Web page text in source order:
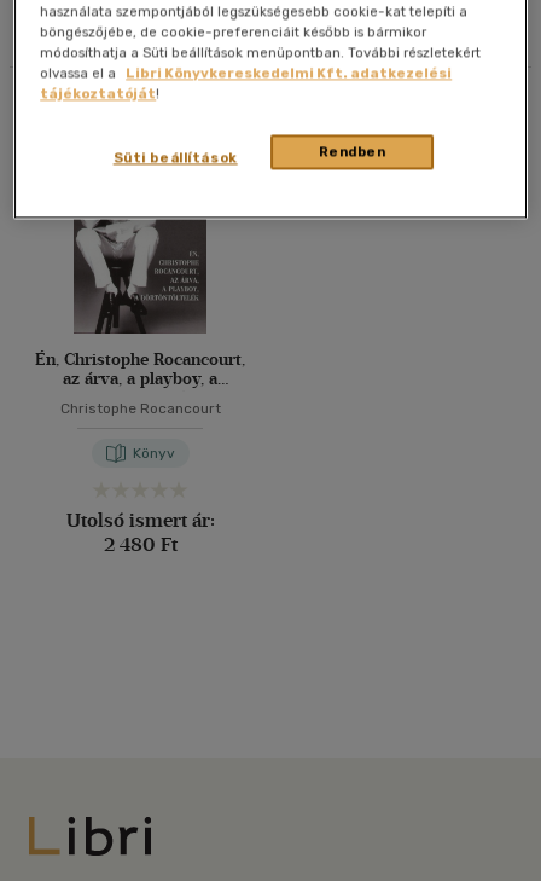
Szűrés Rendezés
Megjelenítés
20 db / oldal
Alkalmaz
Én, Christophe Rocancourt,
az árva, a playboy, a
Christophe Rocancourt
Könyv
Utolsó ismert ár:
2 480 Ft
Libri
használata szempontjából legszükségesebb cookie-kat telepíti a
böngészőjébe, de cookie-preferenciáit később is bármikor
módosíthatja a Süti beállítások menüpontban. További részletekért
olvassa el a
Libri Könyvkereskedelmi Kft. adatkezelési
tájékoztatóját!
Rendben
Süti beállítások